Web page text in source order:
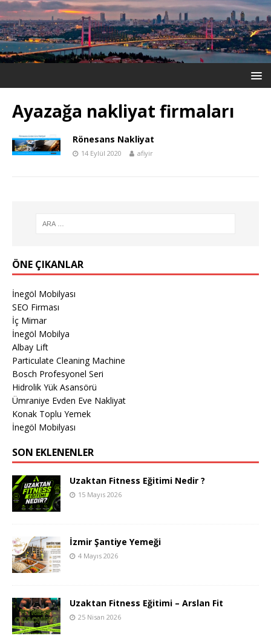
Ayazağa nakliyat firmaları
Rönesans Nakliyat
14 Eylül 2020 afiyir
ÖNE ÇIKANLAR
İnegöl Mobilyası
SEO Firması
İç Mimar
İnegöl Mobilya
Albay Lift
Particulate Cleaning Machine
Bosch Profesyonel Seri
Hidrolik Yük Asansörü
Ümraniye Evden Eve Nakliyat
Konak Toplu Yemek
İnegöl Mobilyası
SON EKLENENLER
Uzaktan Fitness Eğitimi Nedir ?
15 Mayıs 2026
İzmir Şantiye Yemeği
4 Mayıs 2026
Uzaktan Fitness Eğitimi – Arslan Fit
25 Nisan 2026